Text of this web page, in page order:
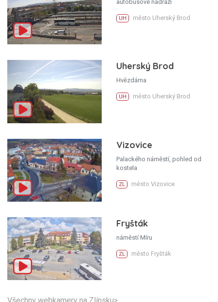
autobusové nádraží
UH město Uherský Brod
Uherský Brod
Hvězdárna
UH město Uherský Brod
Vizovice
Palackého náměstí, pohled od
kostela
ZL město Vizovice
Fryšták
náměstí Míru
ZL město Fryšták